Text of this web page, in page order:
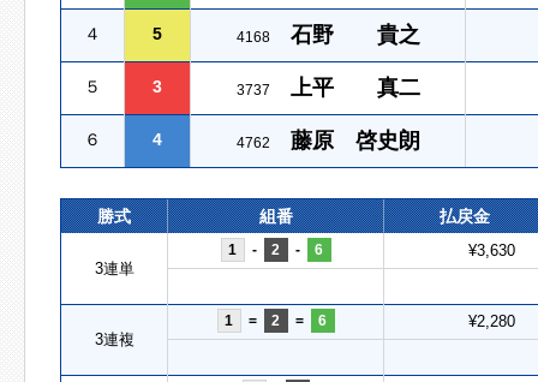
４ 5 4168 石野 貴之
５ 3 3737 上平 真二
６ 4 4762 藤原 啓史朗
勝式 組番 払戻金
3連単
1 - 2 - 6 ¥3,630
3連複
1 = 2 = 6 ¥2,280